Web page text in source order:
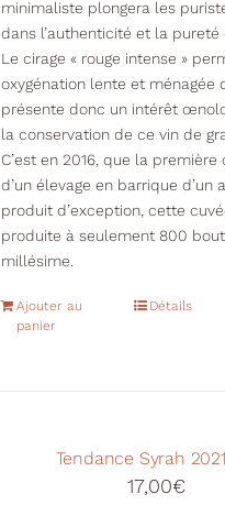
minimaliste plongera les
dans l’authenticité et la pureté
Le cirage « rouge intense »
oxygénation lente et ménagée
présente donc un intérêt
la conservation de ce vin de
C’est en 2016, que la première
d’un élevage en barrique d’un
produit d’exception, cette
produite à seulement 800
millésime.
Ajouter au
panier
Détails
Tendance Syrah
17,00€